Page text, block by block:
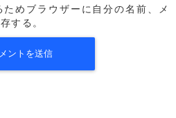
めブラウザーに自分の名前、メ
する。